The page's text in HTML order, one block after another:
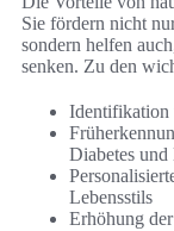
Sie fördern nicht
sondern helfen
senken. Zu den
Identifikation
Diabetes
Lebensstils
Erhöhung